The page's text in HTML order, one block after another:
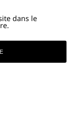
dans le